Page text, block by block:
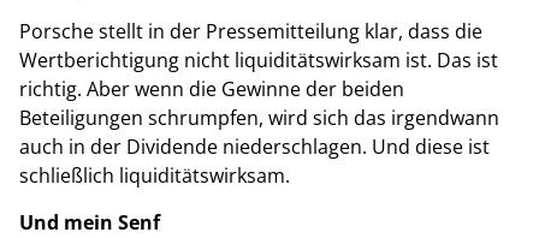
Porsche stellt in der Pressemitteilung klar, dass die
Wertberichtigung nicht liquiditätswirksam ist. Das ist
richtig. Aber wenn die Gewinne der beiden
Beteiligungen schrumpfen, wird sich das irgendwann
auch in der Dividende niederschlagen. Und diese ist
schließlich liquiditätswirksam.
Und mein Senf